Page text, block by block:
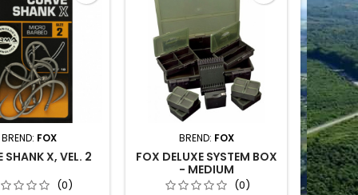
BREND: FOX
SHANK X, VEL. 2
(0)
BREND: FOX
FOX DELUXE SYSTEM BOX
- MEDIUM
(0)
FOX